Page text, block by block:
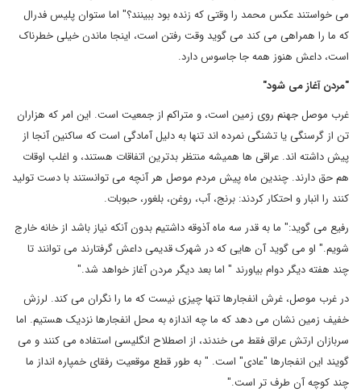
می خواستند عکس محمد را وقتی که زنده بود ببینند؟" اما ستوان پلیس فدرال
که ما را همراهی می کند می گوید وقت رفتن است، اینجا ماندن خیلی خطرناک
است، داعش هنوز همه جا جاسوس دارد.
"مردن آغاز می شود"
غرب موصل جهنم روی زمین است، و متراکم از جمعیت است. این امر که هزاران
تن از گرسنگی یا تشنگی نمرده اند تنها به دلیل آمادگی است که ساکنین آنجا از
پیش داشته اند. عراقی ها همیشه منتظر بدترین اتفاقات هستند، و اغلب اوقات
هم حق دارند. چندین ماه پیش مردم موصل هر آنچه می توانستند با دست تولید
کنند را انبار و احتکار کردند: برنج، آب، روغن، بلغور، حبوبات.
رفیع می گوید:" ما به قدر سه ماه آذوقه داشتیم بدون آنکه نیاز باشد از خانه خارج
شویم." او می گوید آن هایی که در شهرک قدیمی داعش گرفتارند می توانند تا
چند هفته دیگر دوام بیاورند " اما بعد دیگر مردن آغاز خواهد شد."
در غرب موصل، غرش انفجارها تنها چیزی نیست که ما را نگران می کند. لرزش
خفیف زمین نشان می دهد که ما چه اندازه به محل انفجارها نزدیک هستیم. اما
سربازان ارتش عراق فقط می خندند، از اصطلاح انگلیسی استفاده می کنند و می
گویند این انفجارها "عادی" است. " به طور قطع موقعیت رفقای خمپاره انداز ما
چند کوچه آن طرف تر است."